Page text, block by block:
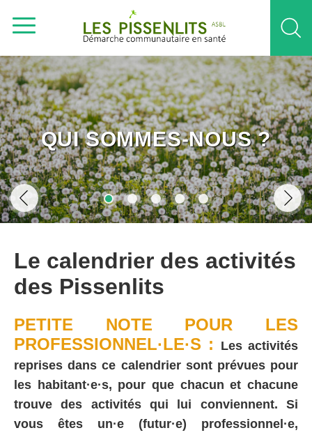
QUI SOMMES-NOUS ?
Le calendrier des activités
des Pissenlits
PETITE NOTE POUR LES
PROFESSIONNEL·LE·S :
Les activités
reprises dans ce calendrier sont prévues pour
les habitant·e·s, pour que chacun et chacune
trouve des activités qui lui conviennent. Si
vous êtes un·e (futur·e) professionnel·e,